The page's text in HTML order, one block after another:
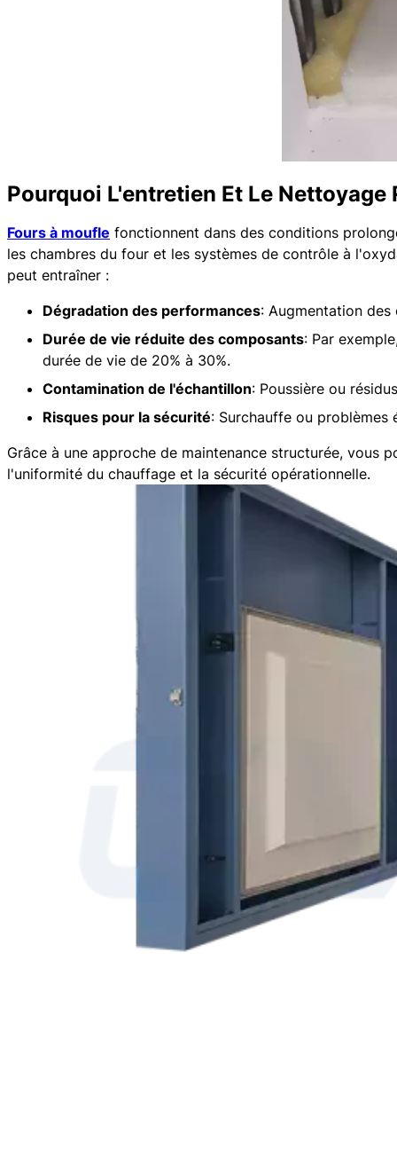
Pourquoi L'entretien Et Le
Fours à moufle fonctionnent dans des conditions
les chambres du four et les systèmes de contrôle à
peut entraîner :
Dégradation des performances: Augmentation
Durée de vie réduite des composants: Par
durée de vie de 20% à 30%.
Contamination de l'échantillon: Poussière ou
Risques pour la sécurité: Surchauffe ou problèmes
Grâce à une approche de maintenance structurée, vous
l'uniformité du chauffage et la sécurité opérationnelle.